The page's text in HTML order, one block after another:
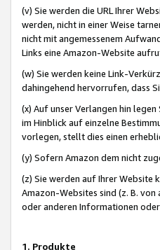
(v) Sie werden die URL Ihrer
werden, nicht in einer Weise
nicht mit angemessenem
Links eine Amazon-Website
(w) Sie werden keine Link-
dahingehend hervorrufen, dass
(x) Auf unser Verlangen hin
im Hinblick auf einzelne
vorlegen, stellt dies einen
(y) Sofern Amazon dem nicht
(z) Sie werden auf Ihrer Website
Amazon-Websites sind (z. B.
oder anderen Informationen
1. Produkte